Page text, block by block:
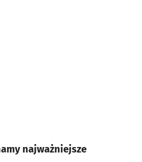
najważniejsze